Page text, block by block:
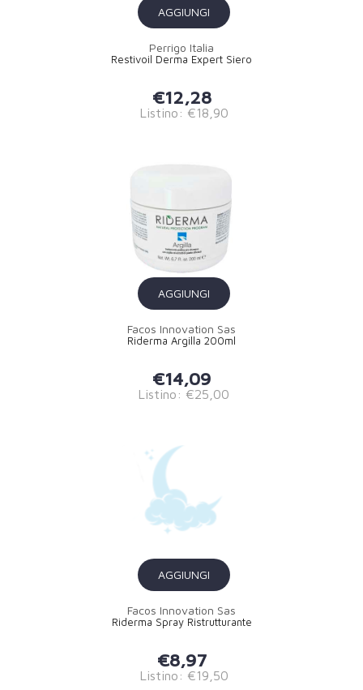
AGGIUNGI
Perrigo Italia
Restivoil Derma Expert Siero
€12,28
Listino: €18,90
AGGIUNGI
Facos Innovation Sas
Riderma Argilla 200ml
€14,09
Listino: €25,00
AGGIUNGI
Facos Innovation Sas
Riderma Spray Ristrutturante
€8,97
Listino: €19,50